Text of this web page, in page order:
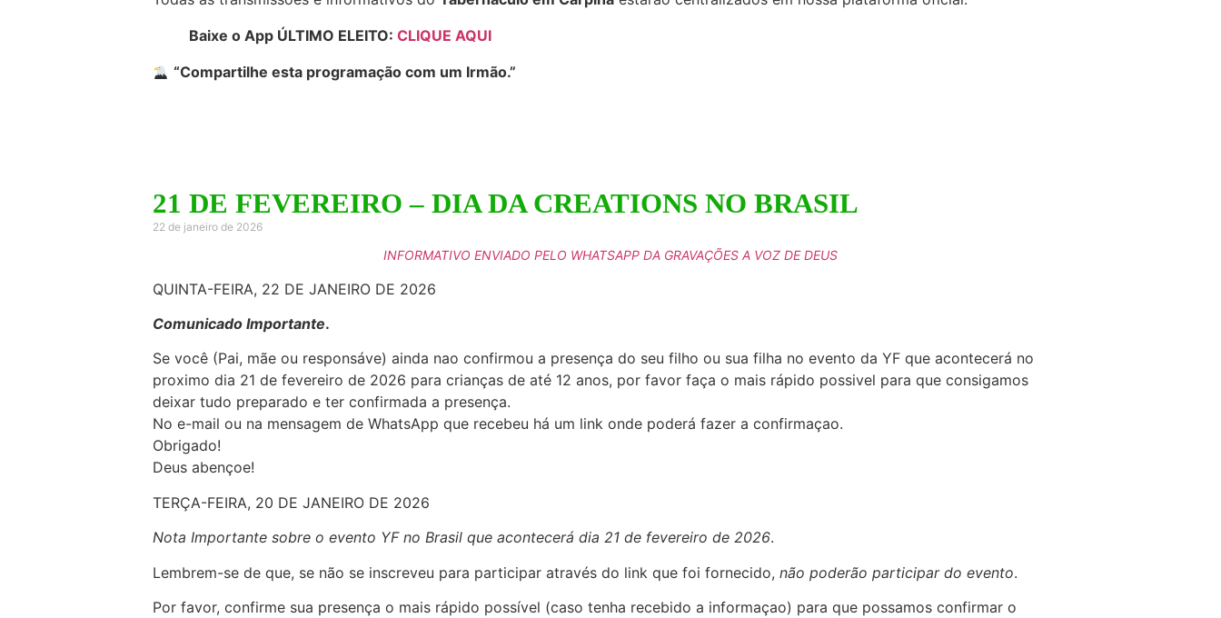
Baixe o App ÚLTIMO ELEITO: CLIQUE AQUI
“Compartilhe esta programação com um Irmão.”
21 DE FEVEREIRO – DIA DA CREATIONS NO BRASIL
22 de janeiro de 2026
INFORMATIVO ENVIADO PELO WHATSAPP DA GRAVAÇÕES A VOZ DE DEUS
QUINTA-FEIRA, 22 DE JANEIRO DE 2026
Comunicado Importante.
Se você (Pai, mãe ou responsáve) ainda nao confirmou a presença do seu filho ou sua filha no evento da YF que acontecerá no
proximo dia 21 de fevereiro de 2026 para crianças de até 12 anos, por favor faça o mais rápido possivel para que consigamos
deixar tudo preparado e ter confirmada a presença.
No e-mail ou na mensagem de WhatsApp que recebeu há um link onde poderá fazer a confirmaçao.
Obrigado!
Deus abençoe!
TERÇA-FEIRA, 20 DE JANEIRO DE 2026
Nota Importante sobre o evento YF no Brasil que acontecerá dia 21 de fevereiro de 2026.
Lembrem-se de que, se não se inscreveu para participar através do link que foi fornecido, não poderão participar do evento.
Por favor, confirme sua presença o mais rápido possível (caso tenha recebido a informaçao) para que possamos confirmar o